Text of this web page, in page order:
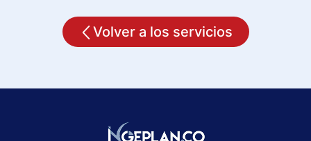
Volver a los servicios